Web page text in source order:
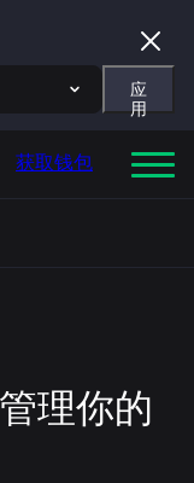
应
用
获取钱包
理你的